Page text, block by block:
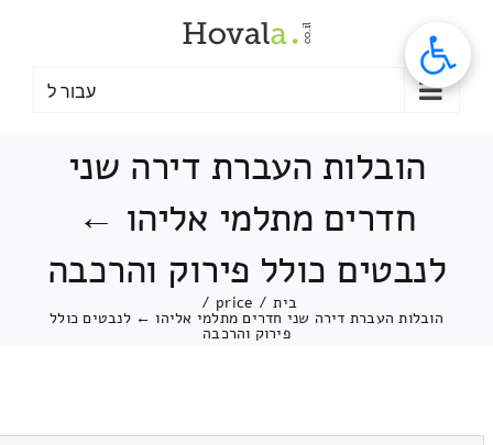
עבור ל
הובלות העברת דירה שני
חדרים מתלמי אליהו ←
לנבטים כולל פירוק והרכבה
בית /
price
/
הובלות העברת דירה שני חדרים מתלמי אליהו ← לנבטים כולל
פירוק והרכבה